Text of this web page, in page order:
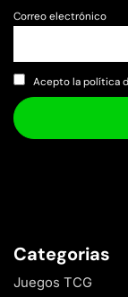
Correo electrónico
Acepto la política
Categorias
Juegos TCG